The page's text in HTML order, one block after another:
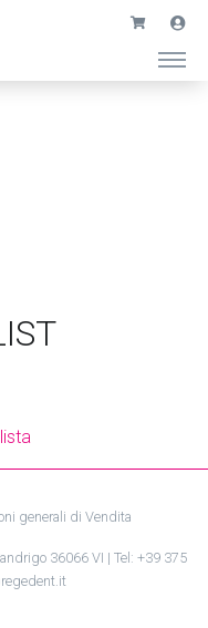
generali di Vendita
36066 VI | Tel: +39 375